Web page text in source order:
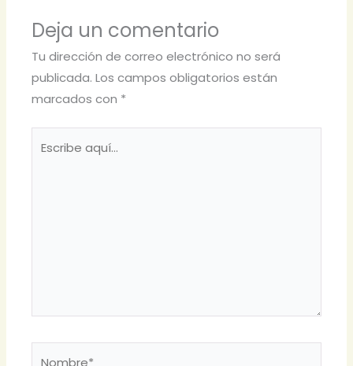
Deja un comentario
Tu dirección de correo electrónico no será
publicada. Los campos obligatorios están
marcados con *